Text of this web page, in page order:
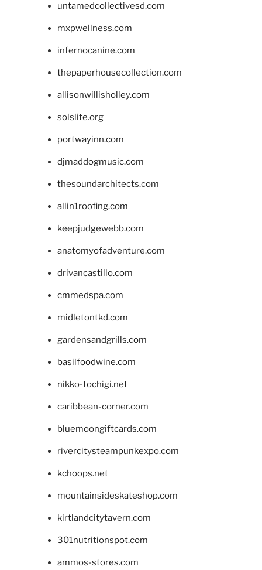
untamedcollectivesd.com
mxpwellness.com
infernocanine.com
thepaperhousecollection.com
allisonwillisholley.com
solslite.org
portwayinn.com
djmaddogmusic.com
thesoundarchitects.com
allin1roofing.com
keepjudgewebb.com
anatomyofadventure.com
drivancastillo.com
cmmedspa.com
midletontkd.com
gardensandgrills.com
basilfoodwine.com
nikko-tochigi.net
caribbean-corner.com
bluemoongiftcards.com
rivercitysteampunkexpo.com
kchoops.net
mountainsideskateshop.com
kirtlandcitytavern.com
301nutritionspot.com
ammos-stores.com